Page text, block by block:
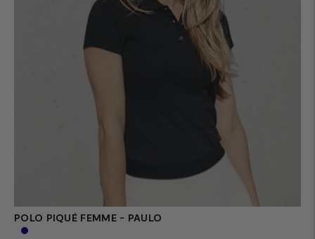
POLO PIQUÉ FEMME - PAULO